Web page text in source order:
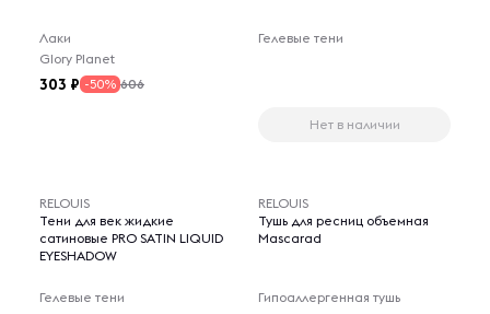
Лаки
Glory Planet
303 -50% 606
Гелевые тени
Нет в наличии
RELOUIS
Тени для век жидкие
сатиновые PRO SATIN LIQUID
EYESHADOW
Гелевые тени
RELOUIS
Тушь для ресниц объемная
Mascarad
Гипоаллергенная тушь